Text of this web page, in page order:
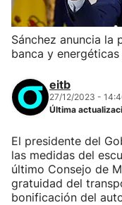
Sánchez anuncia la
banca y
eitb
27/12/2023 -
Última
El presidente del
las medidas del
último Consejo de
gratuidad del
bonificación del